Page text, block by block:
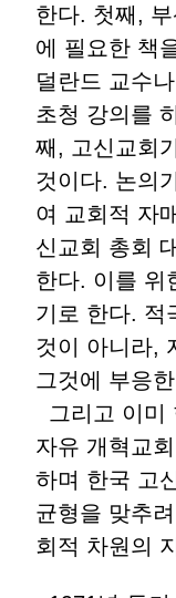
한다. 첫째,
에 필요한 책
덜란드 교수
초청 강의를
째, 고신교회
것이다. 논의
여 교회적 자
신교회 총회
한다. 이를 위
기로 한다. 적
것이 아니라,
그것에 부응
그리고 이미
자유 개혁교
하며 한국 고
균형을 맞추
회적 차원의